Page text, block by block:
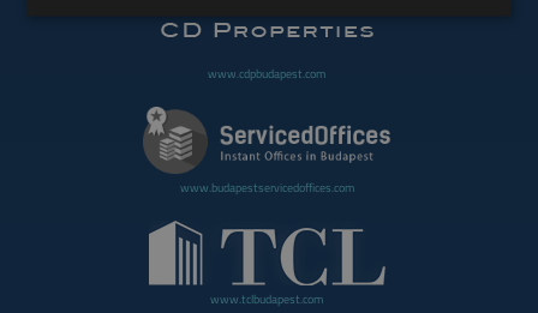
www.cdpbudapest.com
www.budapestservicedoffices.com
www.tclbudapest.com